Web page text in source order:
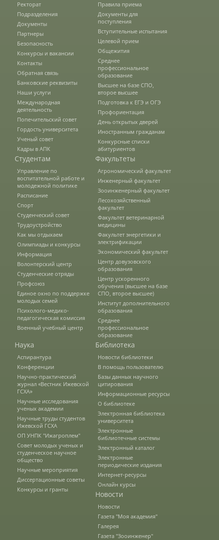
Условия труда на рабочих местах
Закупки
Учебный процесс
Защита персональных данных
Информация о проверках
Учетная политика
Партнеры
Безопасность
Противодействие коррупции
Противодействие терроризму
Предотвращение кризисных ситуаций
Ответственность за разжигание
межнациональной розни
Конкурсы и вакансии
Контакты
Обратная связь
Банковские реквизиты
Ректорат
Подразделения
Документы
Партнеры
Безопасность
Конкурсы и вакансии
Контакты
Обратная связь
Банковские реквизиты
Наши услуги
Международная
деятельность
Попечительский совет
Гордость университета
Ученый совет
Кадры в АПК
Правила приема
Документы для
поступления
Вступительные испытания
Целевой прием
Общежития
Среднее
профессиональное
образование
Высшее на базе СПО,
второе высшее
Подготовка к ЕГЭ и ОГЭ
Профориентация
День открытых дверей
Иностранным гражданам
Конкурсные списки
абитуриентов
Студентам
Управление по
воспитательной работе и
молодежной политике
Расписание
Спорт
Студенческий совет
Трудоустройство
Как мы отдыхаем
Олимпиады и конкурсы
Информация
Волонтерский центр
Студенческие отряды
Профсоюз
Единое окно по поддержке
молодых семей
Психолого-медико-
педагогическая комиссия
Военный учебный центр
Факультеты
Агрономический факультет
Инженерный факультет
Зооинженерный факультет
Лесохозяйственный
факультет
Факультет ветеринарной
медицины
Факультет энергетики и
электрификации
Экономический факультет
Центр довузовского
образования
Центр ускоренного
обучения (высшее на базе
СПО, второе высшее)
Институт дополнительного
образования
Среднее
профессиональное
образование
Наука
Аспирантура
Конференции
Научно-практический
журнал «Вестник Ижевской
ГСХА»
Научные исследования
ученых академии
Научные труды студентов
Ижевской ГСХА
ОП УНПК "Ижагроплем"
Совет молодых ученых и
студенческое научное
общество
Научные мероприятия
Диссертационные советы
Конкурсы и гранты
Библиотека
Новости библиотеки
В помощь пользователю
Базы данных научного
цитирования
Информационные ресурсы
О библиотеке
Электронная библиотека
университета
Электронные
библиотечные системы
Электронный каталог
Электронные
периодические издания
Интернет-ресурсы
Онлайн курсы
Новости
Новости
Газета "Моя академия"
Галерея
Газета "Зооинженер"